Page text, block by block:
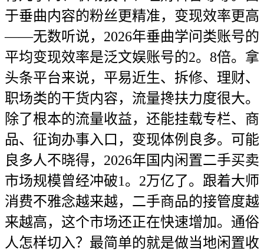
于垂曲内容的粉丝更精准，变现效率更高
——无数听说，2026年垂曲学问类账号的
平均变现效率是泛文娱账号的2。8倍。拿
头条平台来说，平易近生、拆修、理财、
职场类的干货内容，流量搀扶力度很大。
除了根本的流量收益，还能挂载专栏、商
品、征询办事入口，变现体例良多。可能
良多人不晓得，2026年国内闲置二手买卖
市场规模曾经冲破1。2万亿了。跟着大师
消费不雅念越来越，二手商品的接管度越
来越高，这个市场还正在快速增加。通俗
人怎样切入？最简单的就是做当地闲置收